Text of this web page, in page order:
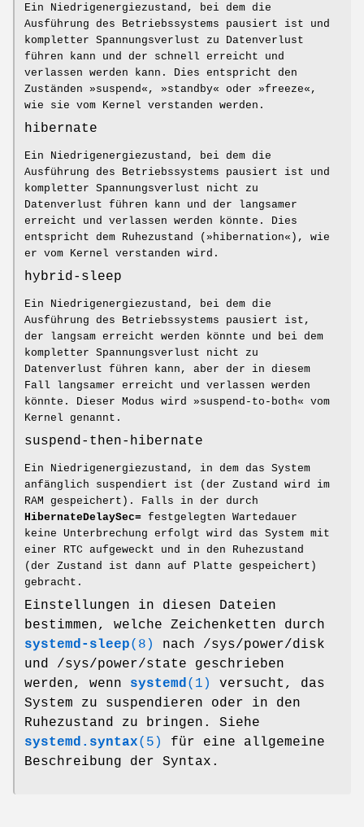
Ein Niedrigenergiezustand, bei dem die
Ausführung des Betriebssystems pausiert ist und
kompletter Spannungsverlust zu Datenverlust
führen kann und der schnell erreicht und
verlassen werden kann. Dies entspricht den
Zuständen »suspend«, »standby« oder »freeze«,
wie sie vom Kernel verstanden werden.
hibernate
Ein Niedrigenergiezustand, bei dem die
Ausführung des Betriebssystems pausiert ist und
kompletter Spannungsverlust nicht zu
Datenverlust führen kann und der langsamer
erreicht und verlassen werden könnte. Dies
entspricht dem Ruhezustand (»hibernation«), wie
er vom Kernel verstanden wird.
hybrid-sleep
Ein Niedrigenergiezustand, bei dem die
Ausführung des Betriebssystems pausiert ist,
der langsam erreicht werden könnte und bei dem
kompletter Spannungsverlust nicht zu
Datenverlust führen kann, aber der in diesem
Fall langsamer erreicht und verlassen werden
könnte. Dieser Modus wird »suspend-to-both« vom
Kernel genannt.
suspend-then-hibernate
Ein Niedrigenergiezustand, in dem das System
anfänglich suspendiert ist (der Zustand wird im
RAM gespeichert). Falls in der durch
HibernateDelaySec= festgelegten Wartedauer
keine Unterbrechung erfolgt wird das System mit
einer RTC aufgeweckt und in den Ruhezustand
(der Zustand ist dann auf Platte gespeichert)
gebracht.
Einstellungen in diesen Dateien
bestimmen, welche Zeichenketten durch
systemd-sleep(8)
nach /sys/power/disk
und /sys/power/state geschrieben
werden, wenn systemd (1)
versucht, das
System zu suspendieren oder in den
Ruhezustand zu bringen. Siehe
systemd.syntax(5)
für eine allgemeine
Beschreibung der Syntax.